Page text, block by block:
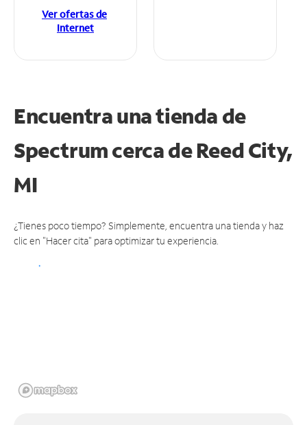
Ver ofertas de
Internet
Encuentra una tienda de
Spectrumcerca de Reed City,
MI
¿Tienes poco tiempo? Simplemente, encuentra una tienda y haz
clic en "Hacer cita" para optimizar tu experiencia.